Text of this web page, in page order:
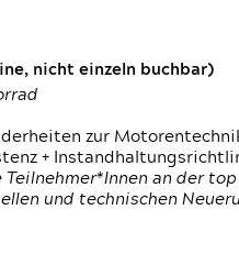
nicht einzeln buchbar)
zur
+
an der
und technischen